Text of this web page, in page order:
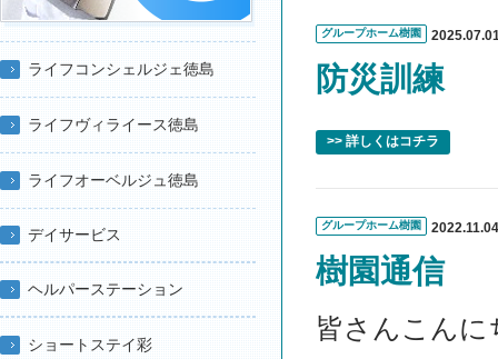
ライフコンシェルジェ徳島
ライフヴィライース徳島
ライフオーベルジュ徳島
デイサービス
ヘルパーステーション
ショートステイ彩
グループホーム樹園
防災訓練
>> 詳しくはコチラ
グループホーム樹園 2022.11.04
樹園通信
皆さんこんに